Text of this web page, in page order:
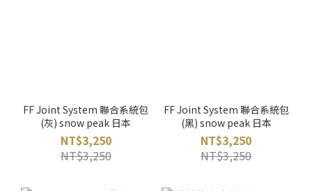
FF Joint System 聯合系統包
(灰) snow peak 日本
NT$3,250
NT$3,250
FF Joint System 聯合系統包
(黑) snow peak 日本
NT$3,250
NT$3,250